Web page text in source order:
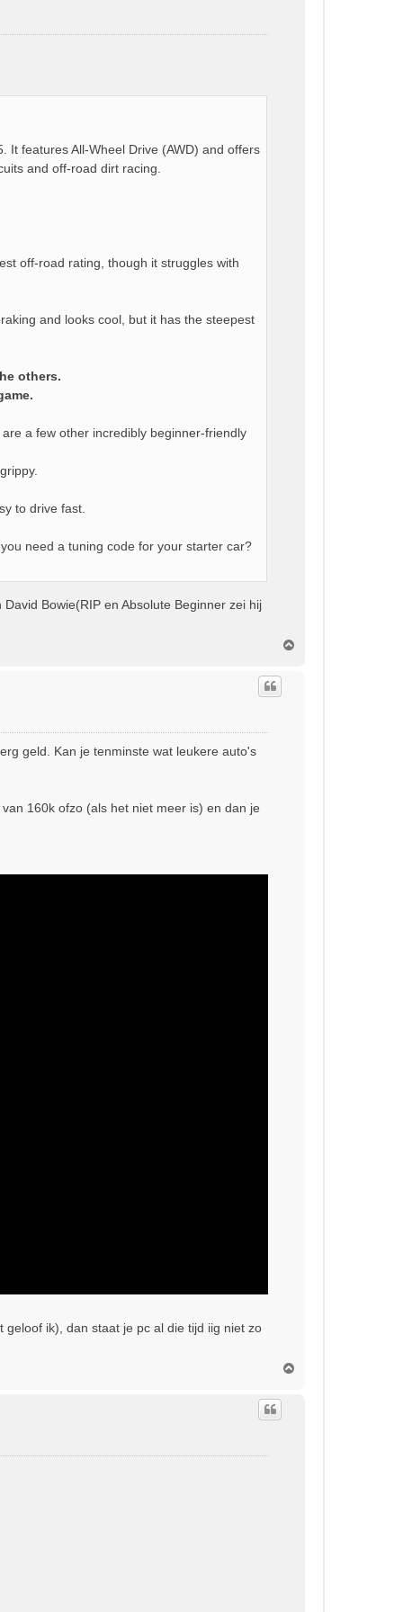
It features All-Wheel Drive (AWD) and offers
and off-road dirt racing.
off-road rating, though it struggles with
and looks cool, but it has the steepest
others.
a few other incredibly beginner-friendly
to drive fast.
need a tuning code for your starter car?
Bowie(RIP en Absolute Beginner zei hij
geld. Kan je tenminste wat leukere auto's
160k ofzo (als het niet meer is) en dan je
ik), dan staat je pc al die tijd iig niet zo